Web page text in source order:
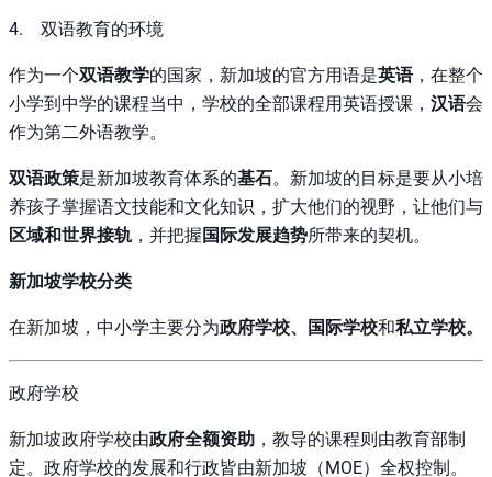
4. 双语教育的环境
作为一个双语教学的国家，新加坡的官方用语是英语，在整个
小学到中学的课程当中，学校的全部课程用英语授课， 汉语会
作为第二外语教学。
双语政策是新加坡教育体系的基石。新加坡的目标是要从小培
养孩子掌握语文技能和文化知识，扩大他们的视野，让他们与
区域和世界接轨，并把握 国际发展趋势所带来的契机。
新加坡学校分类
在新加坡，中小学主要分为政府学校、国际学校和私立学校。
政府学校
新加坡政府学校由政府全额资助 ，教导的课程则由教育部制
定。政府学校的发展和行政皆由新加坡（MOE）全权控制。